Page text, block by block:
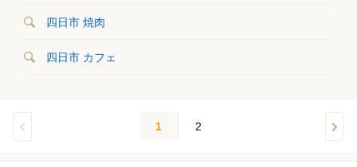
四日市 焼肉
四日市 カフェ
1 2